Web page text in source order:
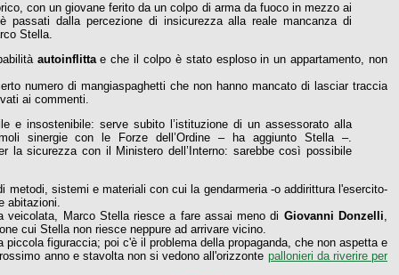
con un giovane ferito da un colpo di arma da fuoco in mezzo ai
dalla percezione di insicurezza alla reale mancanza di
Stella.
autoinflittae che il colpo è stato esploso in un appartamento, non
numero di mangiaspaghetti che non hanno mancato di lasciar traccia
ai commenti.
e insostenibile: serve subito l’istituzione di un assessorato alla
sinergie con le Forze dell’Ordine – ha aggiunto Stella –.
la sicurezza con il Ministero dell’Interno: sarebbe così possibile
sistemi e materiali con cui la gendarmeria -o addirittura l'esercito-
abitazioni.
veicolata, Marco Stella riesce a fare assai meno di Giovanni Donzelli,
cui Stella non riesce neppure ad arrivare vicino.
figuraccia; poi c'è il problema della propaganda, che non aspetta e
anno e stavolta non si vedono all'orizzonte pallonieri da riverire per